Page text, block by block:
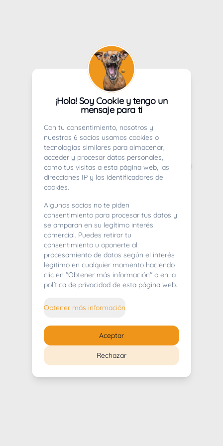
404
Whoops! Lo sentimos mucho.
¡Hola! Soy Cookie y tengo un
mensaje para ti
Con tu consentimiento, nosotros y
nuestros 6 socios usamos cookies o
tecnologías similares para almacenar,
acceder y procesar datos personales,
como tus visitas a esta página web, las
direcciones IP y los identificadores de
cookies.
Algunos socios no te piden
consentimiento para procesar tus datos y
se amparan en su legítimo interés
comercial. Puedes retirar tu
consentimiento u oponerte al
procesamiento de datos según el interés
legítimo en cualquier momento haciendo
clic en "Obtener más información" o en la
política de privacidad de esta página web.
Obtener más información
Rechazar
Aceptar